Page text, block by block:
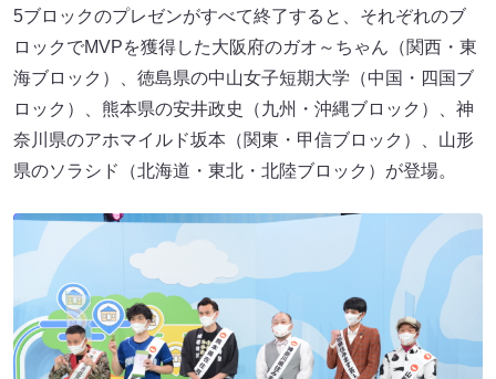
5ブロックのプレゼンがすべて終了すると、それぞれのブ
ロックでMVPを獲得した大阪府のガオ～ちゃん（関西・東
海ブロック）、徳島県の中山女子短期大学（中国・四国ブ
ロック）、熊本県の安井政史（九州・沖縄ブロック）、神
奈川県のアホマイルド坂本（関東・甲信ブロック）、山形
県のソラシド（北海道・東北・北陸ブロック）が登場。